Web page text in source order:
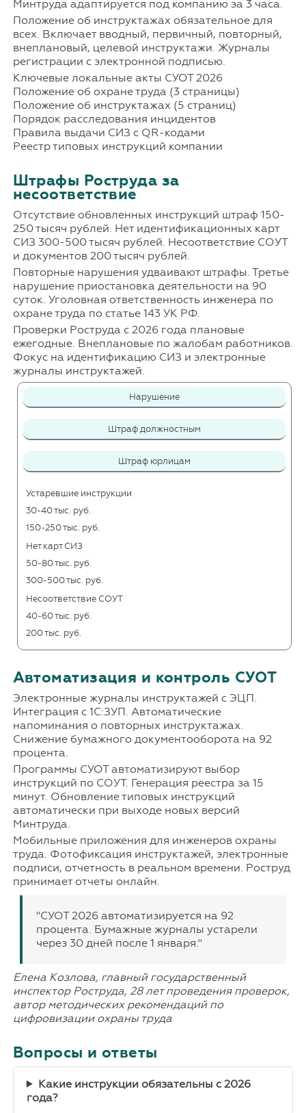
Минтруда адаптируется под компанию за 3 часа.
Положение об инструктажах обязательное для
всех. Включает вводный, первичный, повторный,
внеплановый, целевой инструктажи. Журналы
регистрации с электронной подписью.
Ключевые локальные акты СУОТ 2026
Положение об охране труда (3 страницы)
Положение об инструктажах (5 страниц)
Порядок расследования инцидентов
Правила выдачи СИЗ с QR-кодами
Реестр типовых инструкций компании
Штрафы Роструда за
несоответствие
Отсутствие обновленных инструкций штраф 150-
250 тысяч рублей. Нет идентификационных карт
СИЗ 300-500 тысяч рублей. Несоответствие СОУТ
и документов 200 тысяч рублей.
Повторные нарушения удваивают штрафы. Третье
нарушение приостановка деятельности на 90
суток. Уголовная ответственность инженера по
охране труда по статье 143 УК РФ.
Проверки Роструда с 2026 года плановые
ежегодные. Внеплановые по жалобам работников.
Фокус на идентификацию СИЗ и электронные
журналы инструктажей.
Нарушение
Штраф должностным
Штраф юрлицам
Устаревшие инструкции
30-40 тыс. руб.
150-250 тыс. руб.
Нет карт СИЗ
50-80 тыс. руб.
300-500 тыс. руб.
Несоответствие СОУТ
40-60 тыс. руб.
200 тыс. руб.
Автоматизация и контроль СУОТ
Электронные журналы инструктажей с ЭЦП.
Интеграция с 1С:ЗУП. Автоматические
напоминания о повторных инструктажах.
Снижение бумажного документооборота на 92
процента.
Программы СУОТ автоматизируют выбор
инструкций по СОУТ. Генерация реестра за 15
минут. Обновление типовых инструкций
автоматически при выходе новых версий
Минтруда.
Мобильные приложения для инженеров охраны
труда. Фотофиксация инструктажей, электронные
подписи, отчетность в реальном времени. Роструд
принимает отчеты онлайн.
"СУОТ 2026 автоматизируется на 92
процента. Бумажные журналы устарели
через 30 дней после 1 января."
Елена Козлова, главный государственный
инспектор Роструда, 28 лет проведения проверок,
автор методических рекомендаций по
цифровизации охраны труда
Вопросы и ответы
Какие инструкции обязательны с 2026
года?